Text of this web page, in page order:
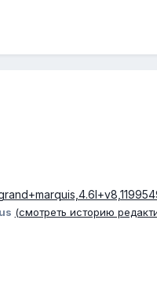
(смотреть историю